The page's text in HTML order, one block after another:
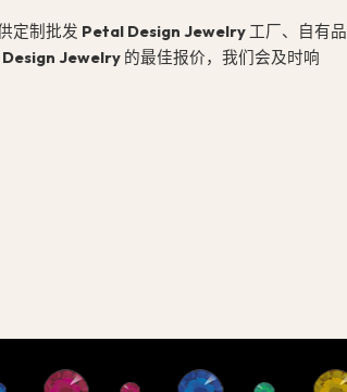
定制批发 Petal Design Jewelry 工厂、自有品
Jewelry 的最佳报价，我们会及时响